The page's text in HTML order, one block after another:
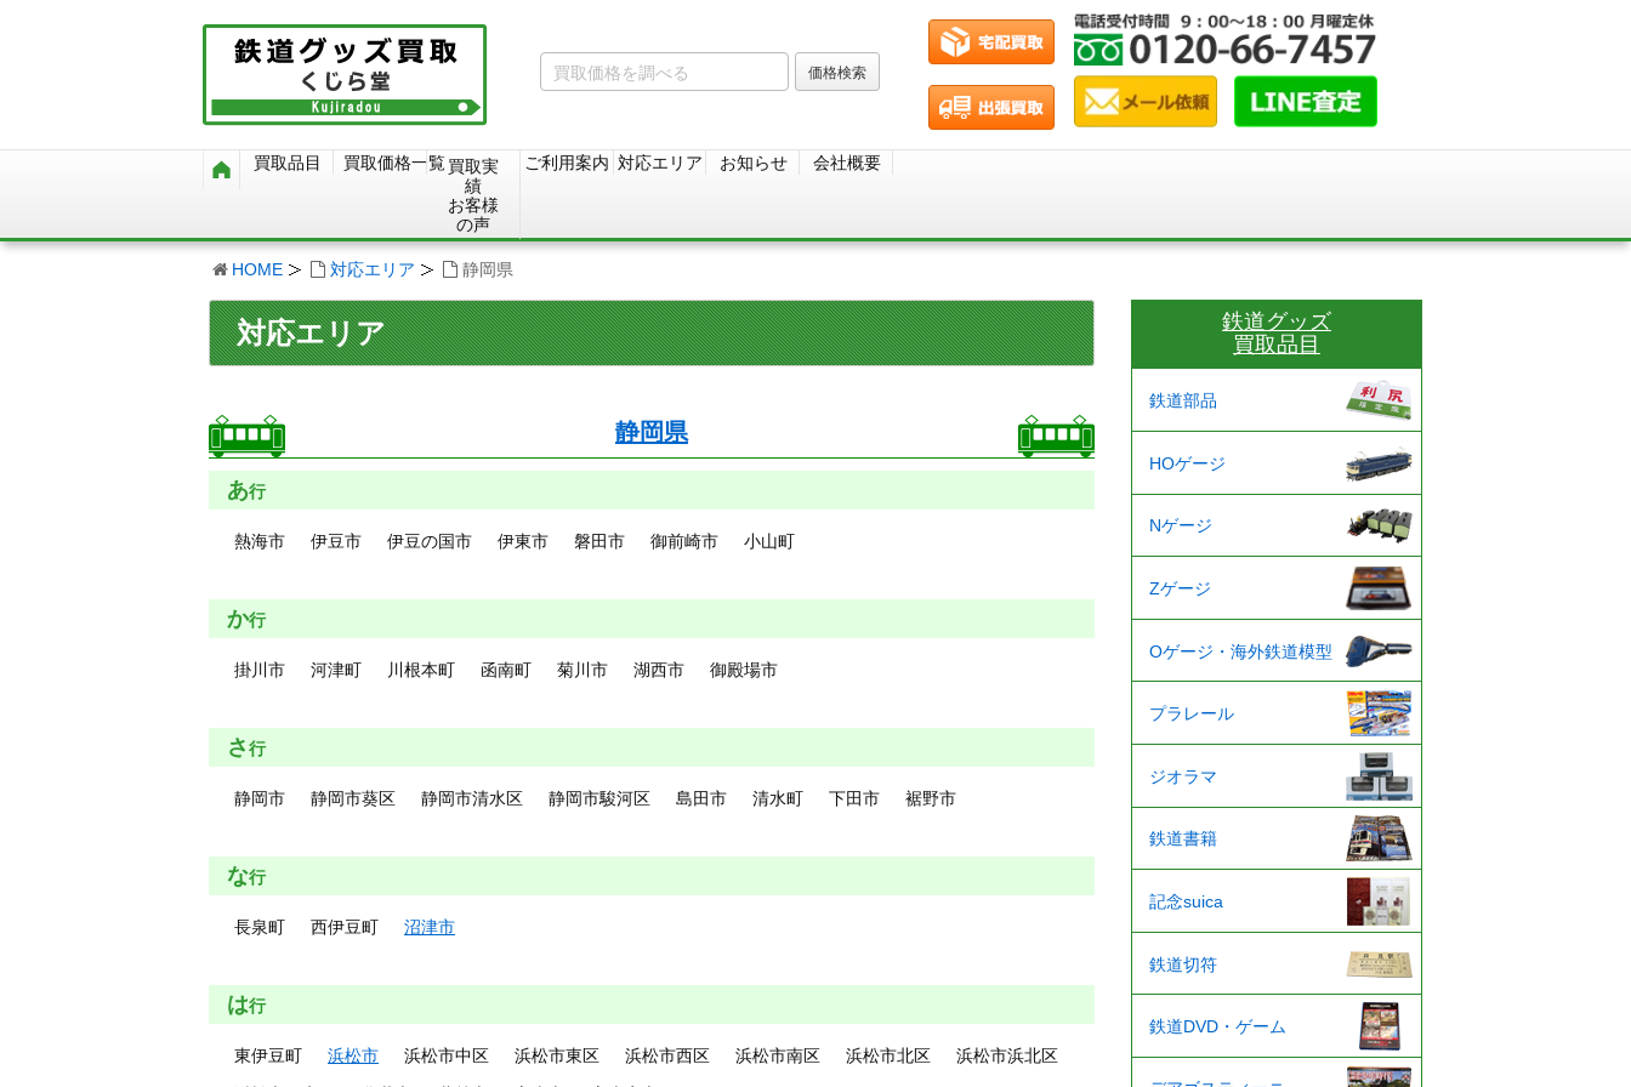
買取品目 買取価格一覧買取実
績
お客様
の声
ご利用案内 対応エリア お知らせ 会社概要
HOME 対応エリア 静岡県
対応エリア
静岡県
あ行
熱海市 伊豆市 伊豆の国市 伊東市 磐田市 御前崎市 小山町
か行
掛川市 河津町 川根本町 函南町 菊川市 湖西市 御殿場市
さ行
静岡市 静岡市葵区 静岡市清水区 静岡市駿河区 島田市 清水町 下田市 裾野市
な行
長泉町 西伊豆町 沼津市
は行
東伊豆町 浜松市 浜松市中区 浜松市東区 浜松市西区 浜松市南区 浜松市北区
浜松市浜北区
鉄道グッズ
買取品目
鉄道部品
HOゲージ
Nゲージ
Zゲージ
Oゲージ・海外鉄道模型
プラレール
ジオラマ
鉄道書籍
記念suica
鉄道切符
鉄道DVD・ゲーム